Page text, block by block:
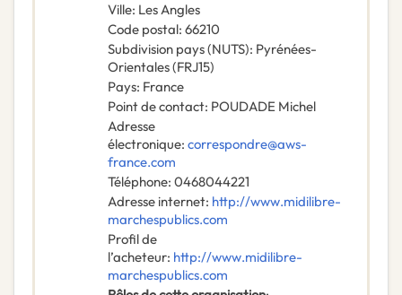
Ville: Les Angles
Code postal: 66210
Subdivision pays (NUTS): Pyrénées-
Orientales(FRJ15)
Pays: France
Point de contact: POUDADE Michel
Adresse
électronique: correspondre@aws-
france.com
Téléphone: 0468044221
Adresse internet: http://www.midilibre-
marchespublics.com
Profil de
l’acheteur: http://www.midilibre-
marchespublics.com